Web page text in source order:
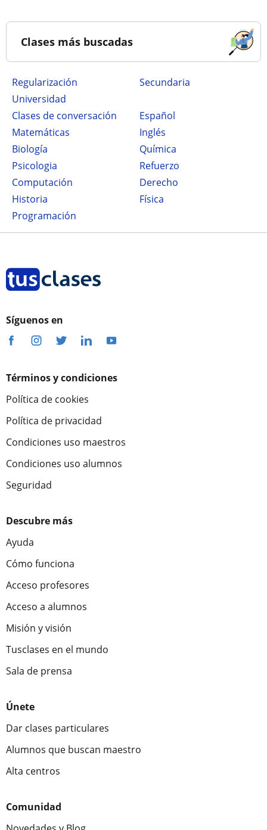
Clases más buscadas
Regularización
secundaria
Universidad
Clases de conversación
Español
Matemáticas
Inglés
Biología
Química
Psicologia
Refuerzo
Computación
Derecho
Historia
Física
Programación
Síguenos en
Términos y condiciones
Política de cookies
Política de privacidad
Condiciones uso maestros
Condiciones uso alumnos
Seguridad
Descubre más
Ayuda
Cómo funciona
Acceso profesores
Acceso a alumnos
Misión y visión
Tusclases en el mundo
Sala de prensa
Únete
Dar clases particulares
Alumnos que buscan maestro
Alta centros
Comunidad